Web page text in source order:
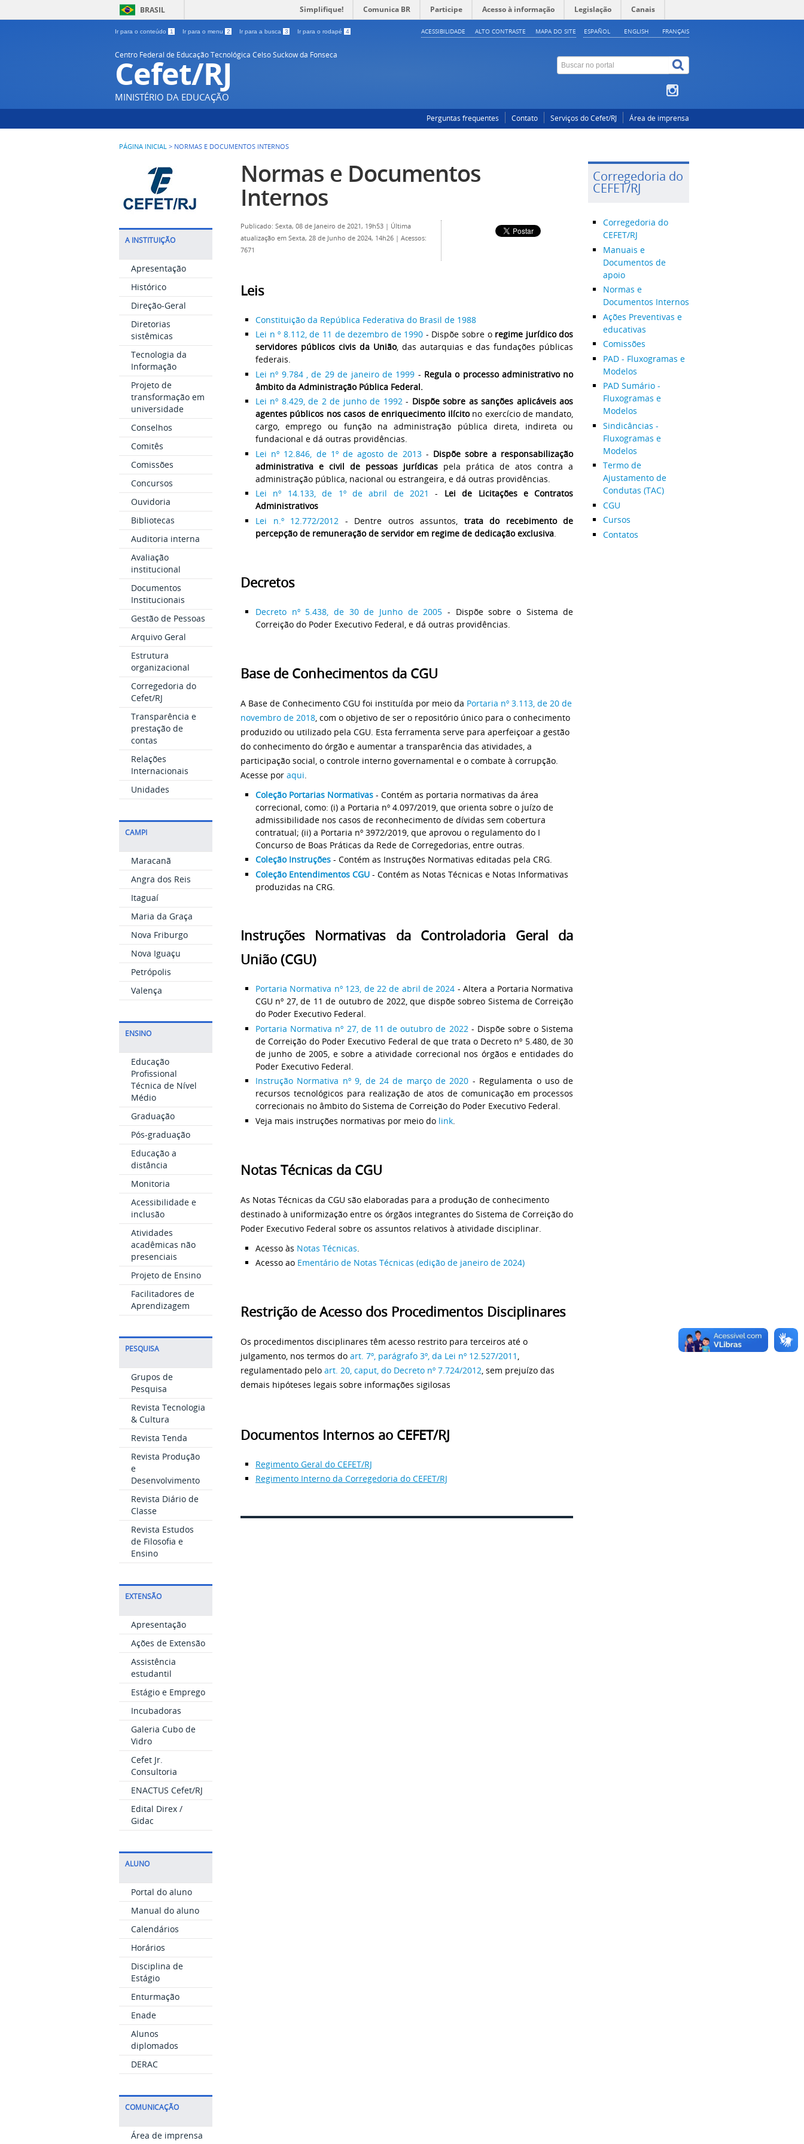
BRASIL Simplifique! Comunica BR Participe Acesso à informação Legislação Canais
Ir para o conteúdo 1 Ir para o menu 2 Ir para a busca 3 Ir para o rodapé 4 ESPAÑOL ENGLISH FRANÇAIS
ACESSIBILIDADE ALTO CONTRASTE MAPA DO SITE
Centro Federal de Educação Tecnológica Celso Suckow da Fonseca
Cefet/RJ
MINISTÉRIO DA EDUCAÇÃO
Perguntas frequentes Contato Serviços do Cefet/RJ Área de imprensa
PÁGINA INICIAL > NORMAS E DOCUMENTOS INTERNOS
A INSTITUIÇÃO
Apresentação
Histórico
Direção-Geral
Diretorias
sistêmicas
Tecnologia da
Informação
Projeto de
transformação em
universidade
Conselhos
Comitês
Comissões
Concursos
Ouvidoria
Bibliotecas
Auditoria interna
Avaliação
institucional
Documentos
Institucionais
Gestão de Pessoas
Arquivo Geral
Estrutura
organizacional
Corregedoria do
Cefet/RJ
Transparência e
prestação de
contas
Relações
Internacionais
Unidades
CAMPI
Maracanã
Angra dos Reis
Itaguaí
Maria da Graça
Nova Friburgo
Nova Iguaçu
Petrópolis
Valença
ENSINO
Educação
Profissional
Técnica de Nível
Médio
Graduação
Pós-graduação
Educação a
distância
Monitoria
Acessibilidade e
inclusão
Atividades
acadêmicas não
presenciais
Projeto de Ensino
Facilitadores de
Aprendizagem
PESQUISA
Grupos de
Pesquisa
Revista Tecnologia
& Cultura
Revista Tenda
Revista Produção
e
Desenvolvimento
Revista Diário de
Classe
Revista Estudos
de Filosofia e
Ensino
EXTENSÃO
Apresentação
Ações de Extensão
Assistência
estudantil
Estágio e Emprego
Incubadoras
Galeria Cubo de
Vidro
Cefet Jr.
Consultoria
ENACTUS Cefet/RJ
Edital Direx /
Gidac
ALUNO
Portal do aluno
Manual do aluno
Calendários
Horários
Disciplina de
Estágio
Enturmação
Enade
Alunos
diplomados
DERAC
COMUNICAÇÃO
Área de imprensa
Normas e Documentos
Internos
Publicado: Sexta, 08 de Janeiro de 2021, 19h53 | Última
atualização em Sexta, 28 de Junho de 2024, 14h26 | Acessos:
7671
Leis
Constituição da República Federativa do Brasil de 1988
Lei n º 8.112, de 11 de dezembro de 1990 - Dispõe sobre o regime jurídico dos
servidores públicos civis da União, das autarquias e das fundações públicas
federais.
Lei nº 9.784 , de 29 de janeiro de 1999 - Regula o processo administrativo no
âmbito da Administração Pública Federal.
Lei nº 8.429, de 2 de junho de 1992- Dispõe sobre as sanções aplicáveis aos
agentes públicos nos casos de enriquecimento ilícitono exercício de mandato,
cargo, emprego ou função na administração pública direta, indireta ou
fundacional e dá outras providências.
Lei nº 12.846, de 1º de agosto de 2013- Dispõe sobre a responsabilização
administrativa e civil de pessoas jurídicas pela prática de atos contra a
administração pública, nacional ou estrangeira, e dá outras providências.
Lei nº 14.133, de 1º de abril de 2021
- Lei de Licitações e Contratos
Administrativos
Lei n.º 12.772/2012 - Dentre outros assuntos, trata do recebimento de
percepção de remuneração de servidor em regime de dedicação exclusiva.
Decretos
Decreto nº 5.438, de 30 de Junho de 2005 - Dispõe sobre o Sistema de
Correição do Poder Executivo Federal, e dá outras providências.
Base de Conhecimentos da CGU
A Base de Conhecimento CGU foi instituída por meio da Portaria nº 3.113, de 20 de
novembro de 2018 , com o objetivo de ser o repositório único para o conhecimento
produzido ou utilizado pela CGU. Esta ferramenta serve para aperfeiçoar a gestão
do conhecimento do órgão e aumentar a transparência das atividades, a
participação social, o controle interno governamental e o combate à corrupção.
Acesse por aqui
Coleção Portarias Normativas - Contém as portaria normativas da área
correcional, como: (i) a Portaria nº 4.097/2019, que orienta sobre o juízo de
admissibilidade nos casos de reconhecimento de dívidas sem cobertura
contratual; (ii) a Portaria nº 3972/2019, que aprovou o regulamento do I
Concurso de Boas Práticas da Rede de Corregedorias, entre outras.
Coleção Instruções - Contém as Instruções Normativas editadas pela CRG.
Coleção Entendimentos CGU - Contém as Notas Técnicas e Notas Informativas
produzidas na CRG.
Instruções Normativas da Controladoria Geral da
União (CGU)
Portaria Normativa nº 123, de 22 de abril de 2024 - Altera a Portaria Normativa
CGU nº 27, de 11 de outubro de 2022, que dispõe sobreo Sistema de Correição
do Poder Executivo Federal.
Portaria Normativa nº 27, de 11 de outubro de 2022- Dispõe sobre o Sistema
de Correição do Poder Executivo Federal de que trata o Decreto nº 5.480, de 30
de junho de 2005, e sobre a atividade correcional nos órgãos e entidades do
Poder Executivo Federal.
Instrução Normativa nº 9, de 24 de março de 2020 - Regulamenta o uso de
recursos tecnológicos para realização de atos de comunicação em processos
correcionais no âmbito do Sistema de Correição do Poder Executivo Federal.
Veja mais instruções normativas por meio do link.
Notas Técnicas da CGU
As Notas Técnicas da CGU são elaboradas para a produção de conhecimento
destinado à uniformização entre os órgãos integrantes do Sistema de Correição do
Poder Executivo Federal sobre os assuntos relativos à atividade disciplinar.
Acesso às Notas Técnicas
Acesso ao Ementário de Notas Técnicas (edição de janeiro de 2024)
Restrição de Acesso dos Procedimentos Disciplinares
Os procedimentos disciplinares têm acesso restrito para terceiros até o
julgamento, nos termos do art. 7º, parágrafo 3º, da Lei nº 12.527/2011 ,
regulamentado pelo art. 20, caput, do Decreto nº 7.724/2012, sem prejuízo das
demais hipóteses legais sobre informações sigilosas
Documentos Internos ao CEFET/RJ
Regimento Geral do CEFET/RJ
Regimento Interno da Corregedoria do CEFET/RJ
Corregedoria do
CEFET/RJ
Corregedoria do
CEFET/RJ
Manuais e
Documentos de
apoio
Normas e
Documentos Internos
Ações Preventivas e
educativas
Comissões
PAD - Fluxogramas e
Modelos
PAD Sumário -
Fluxogramas e
Modelos
Sindicâncias -
Fluxogramas e
Modelos
Termo de
Ajustamento de
Condutas (TAC)
CGU
Cursos
Contatos